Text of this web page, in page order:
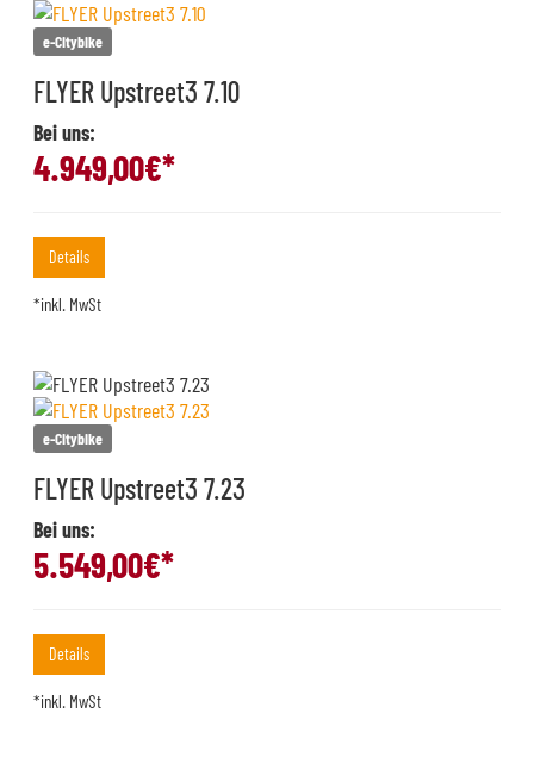
e-Citybike
FLYER Upstreet3 7.10
Bei uns:
4.949,00€*
Details
*inkl. MwSt
e-Citybike
FLYER Upstreet3 7.23
Bei uns:
5.549,00€*
Details
*inkl. MwSt